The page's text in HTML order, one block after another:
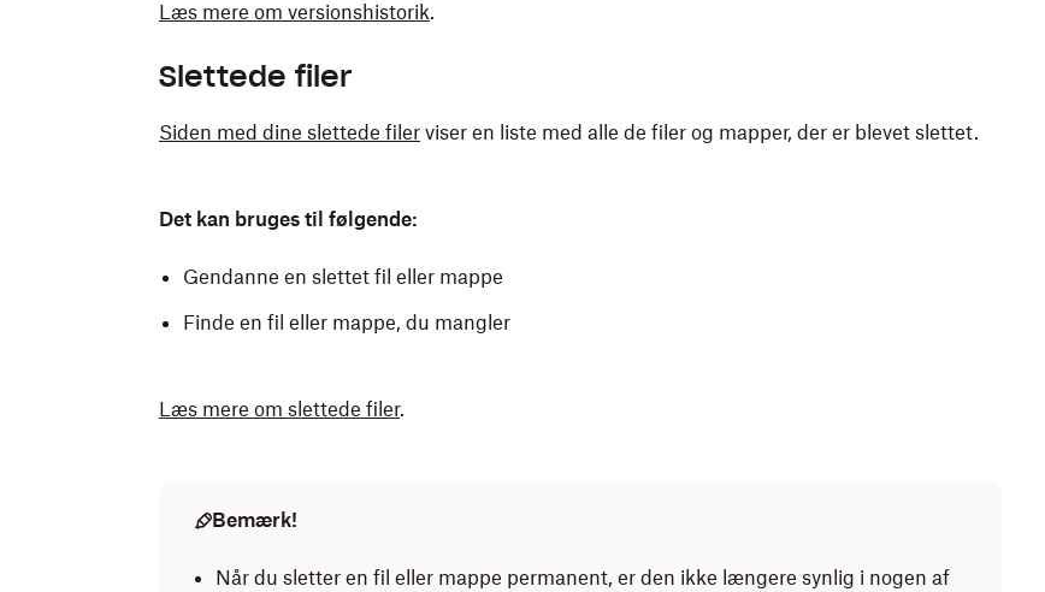
Læs mere om versionshistorik.
Slettede filer
Siden med dine slettede filer viser en liste med alle de filer og mapper, der er blevet slettet.
Det kan bruges til følgende:
Gendanne en slettet fil eller mappe
Finde en fil eller mappe, du mangler
Læs mere om slettede filer.
Bemærk!
Når du sletter en fil eller mappe permanent, er den ikke længere synlig i nogen af